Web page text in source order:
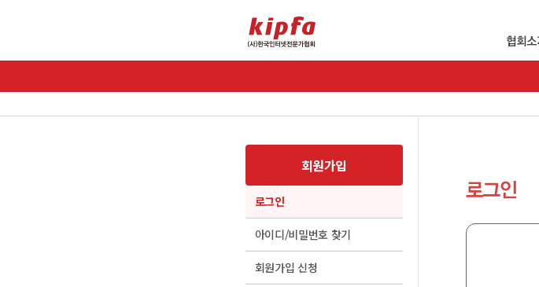
회원가입
로그인
아이디/비밀번호 찾기
회원가입 신청